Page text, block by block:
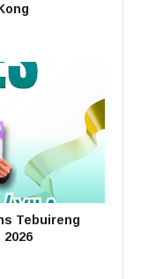
Tebuireng